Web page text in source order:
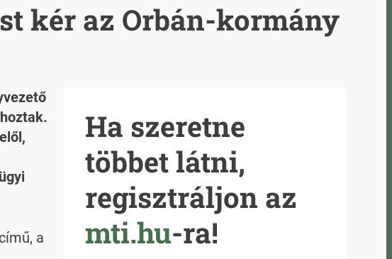
kér az Orbán-kormány
a
Ha szeretne
többet látni,
regisztráljon az
mti.hu-ra!